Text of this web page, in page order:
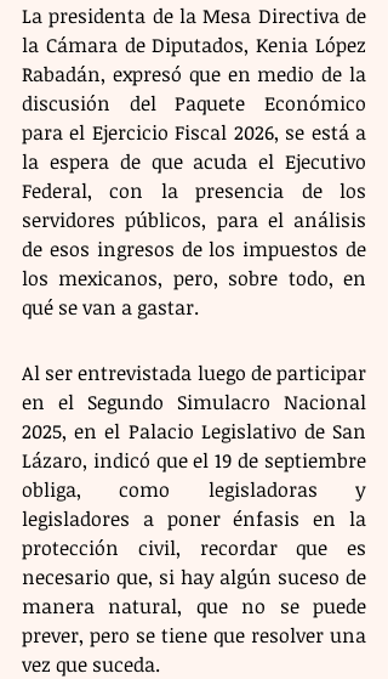
La presidenta de la Mesa Directiva de
la Cámara de Diputados, Kenia López
Rabadán, expresó que en medio de la
discusión del Paquete Económico
para el Ejercicio Fiscal 2026, se está a
la espera de que acuda el Ejecutivo
Federal, con la presencia de los
servidores públicos, para el análisis
de esos ingresos de los impuestos de
los mexicanos, pero, sobre todo, en
qué se van a gastar.
Al ser entrevistada luego de participar
en el Segundo Simulacro Nacional
2025, en el Palacio Legislativo de San
Lázaro, indicó que el 19 de septiembre
obliga, como legisladoras y
legisladores a poner énfasis en la
protección civil, recordar que es
necesario que, si hay algún suceso de
manera natural, que no se puede
prever, pero se tiene que resolver una
vez que suceda.